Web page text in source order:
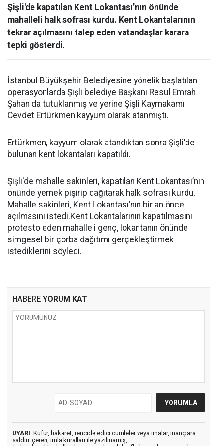
Şişli'de kapatılan Kent Lokantası’nın önünde
mahalleli halk sofrası kurdu. Kent Lokantalarının
tekrar açılmasını talep eden vatandaşlar karara
tepki gösterdi.
İstanbul Büyükşehir Belediyesine yönelik başlatılan
operasyonlarda Şişli belediye Başkanı Resul Emrah
Şahan da tutuklanmış ve yerine Şişli Kaymakamı
Cevdet Ertürkmen kayyum olarak atanmıştı.
Ertürkmen, kayyum olarak atandıktan sonra Şişli'de
bulunan kent lokantaları kapatıldı.
Şişli'de mahalle sakinleri, kapatılan Kent Lokantası’nın
önünde yemek pişirip dağıtarak halk sofrası kurdu.
Mahalle sakinleri, Kent Lokantası’nın bir an önce
açılmasını istedi.Kent Lokantalarının kapatılmasını
protesto eden mahalleli genç, lokantanın önünde
simgesel bir çorba dağıtımı gerçekleştirmek
istediklerini söyledi.
HABERE YORUM KAT
UYARI: Küfür, hakaret, rencide edici cümleler veya imalar, inançlara
saldırı içeren, imla kuralları ile yazılmamış,